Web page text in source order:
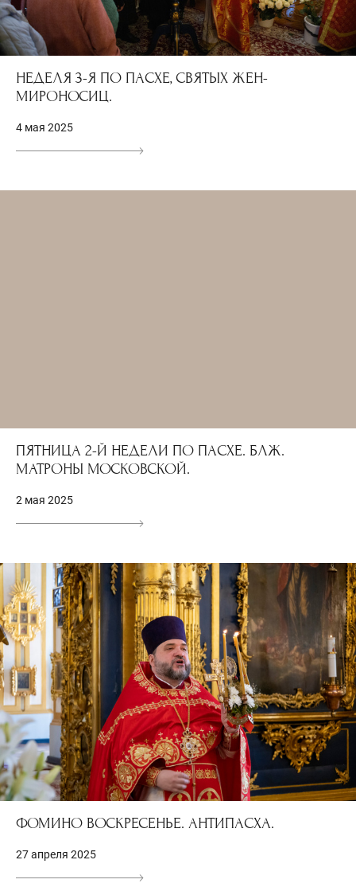
НЕДЕЛЯ 3-Я ПО ПАСХЕ, СВЯТЫХ ЖЕН-
МИРОНОСИЦ.
4 мая 2025
ПЯТНИЦА 2-Й НЕДЕЛИ ПО ПАСХЕ. БЛЖ.
МАТРОНЫ МОСКОВСКОЙ.
2 мая 2025
ФОМИНО ВОСКРЕСЕНЬЕ. АНТИПАСХА.
27 апреля 2025